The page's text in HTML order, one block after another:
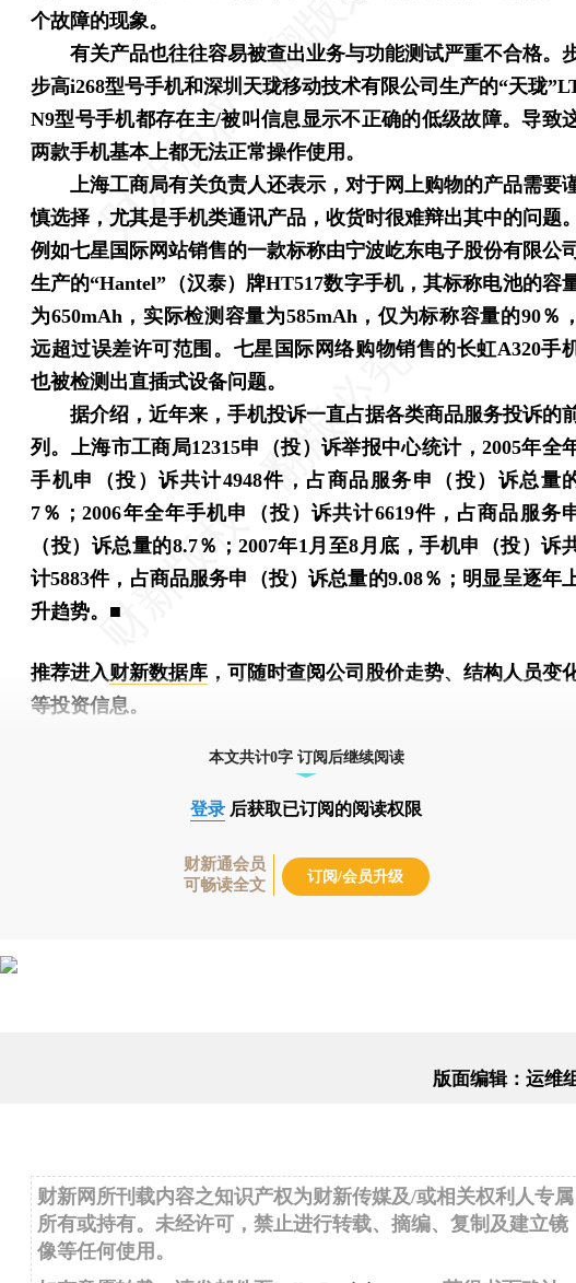
个故障的现象。
有关产品也往往容易被查出业务与功能测试严重不合格。
步高i268型号手机和深圳天珑移动技术有限公司生产的“天珑
N9型号手机都存在主/被叫信息显示不正确的低级故障。导致
两款手机基本上都无法正常操作使用。
上海工商局有关负责人还表示，对于网上购物的产品需要
慎选择，尤其是手机类通讯产品，收货时很难辩出其中的问题。
例如七星国际网站销售的一款标称由宁波屹东电子股份有限公司
生产的“Hantel”（汉泰）牌HT517数字手机，其标称电池的容
为650mAh，实际检测容量为585mAh，仅为标称容量的90％，
远超过误差许可范围。七星国际网络购物销售的长虹A320手
也被检测出直插式设备问题。
据介绍，近年来，手机投诉一直占据各类商品服务投诉的
列。上海市工商局12315申（投）诉举报中心统计，2005年全
手机申（投）诉共计4948件，占商品服务申（投）诉总量
7％；2006年全年手机申（投）诉共计6619件，占商品服务
（投）诉总量的8.7％；2007年1月至8月底，手机申（投）诉
计5883件，占商品服务申（投）诉总量的9.08％；明显呈逐年
升趋势。■
推荐进入财新数据库 ，可随时查阅公司股价走势、结构人员变
等投资信息。
本文共计0字 订阅后继续阅读
登录 后获取已订阅的阅读权限
财新通会员
可畅读全文
订阅/会员升级
版面编辑：运维
财新网所刊载内容之知识产权为财新传媒及/或相关权利人专属
所有或持有。未经许可，禁止进行转载、摘编、复制及建立镜
像等任何使用。